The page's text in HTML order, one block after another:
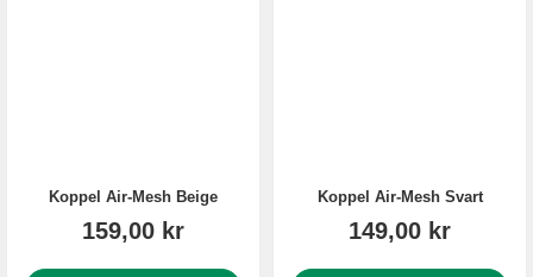
Koppel Air-Mesh Beige
159,00 kr
Koppel Air-Mesh Svart
149,00 kr